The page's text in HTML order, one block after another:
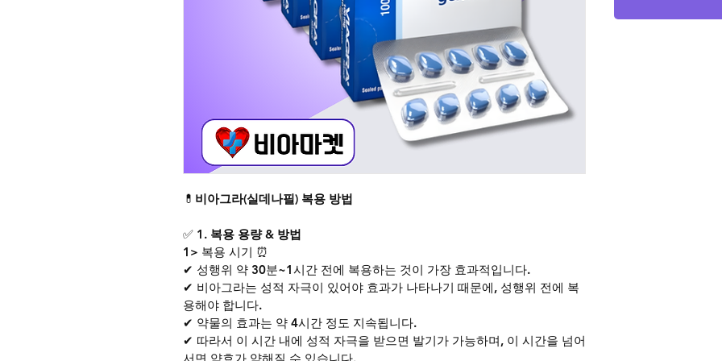
💊 비아그라(실데나필) 복용 방법
✅ 1. 복용 용량 & 방법
1> 복용 시기 ⏰
✔ 성행위 약 30분~1시간 전에 복용하는 것이 가장 효과적입니다.
✔ 비아그라는 성적 자극이 있어야 효과가 나타나기 때문에, 성행위 전에 복
용해야 합니다.
✔ 약물의 효과는 약 4시간 정도 지속됩니다.
✔ 따라서 이 시간 내에 성적 자극을 받으면 발기가 가능하며, 이 시간을 넘어